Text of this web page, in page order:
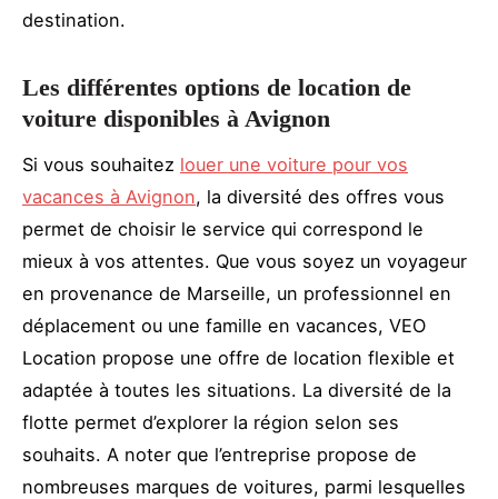
destination.
Les différentes options de location de
voiture disponibles à Avignon
Si vous souhaitez louer une voiture pour vos
vacances à Avignon, la diversité des offres vous
permet de choisir le service qui correspond le
mieux à vos attentes. Que vous soyez un voyageur
en provenance de Marseille, un professionnel en
déplacement ou une famille en vacances, VEO
Location propose une offre de location flexible et
adaptée à toutes les situations. La diversité de la
flotte permet d’explorer la région selon ses
souhaits. A noter que l’entreprise propose de
nombreuses marques de voitures, parmi lesquelles